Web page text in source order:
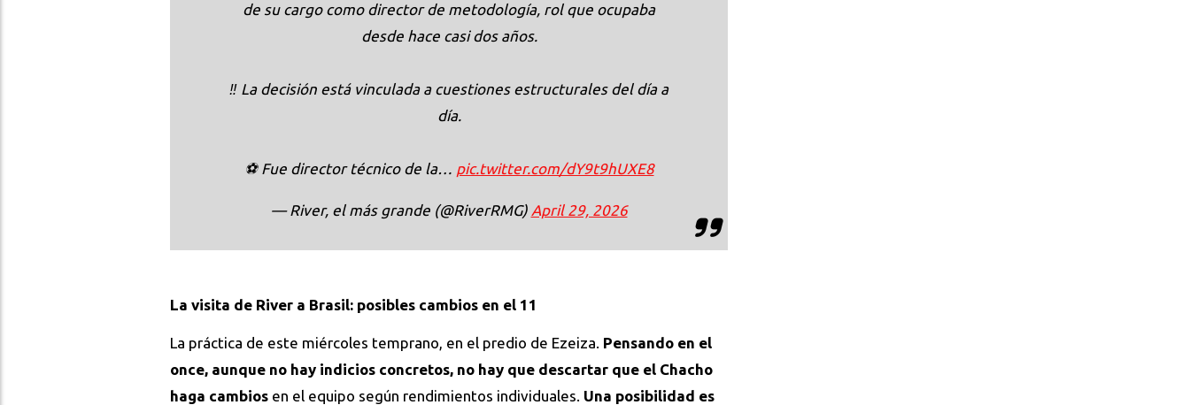
de su cargo como director de metodología, rol que ocupaba
desde hace casi dos años.
‼️ La decisión está vinculada a cuestiones estructurales del día a
día.
⚽ Fue director técnico de la… pic.twitter.com/dY9t9hUXE8
— River, el más grande (@RiverRMG) April 29, 2026
La visita de River a Brasil: posibles cambios en el 11
La práctica de este miércoles temprano, en el predio de Ezeiza. Pensando en el
once, aunque no hay indicios concretos, no hay que descartar que el Chacho
haga cambios en el equipo según rendimientos individuales. Una posibilidad es